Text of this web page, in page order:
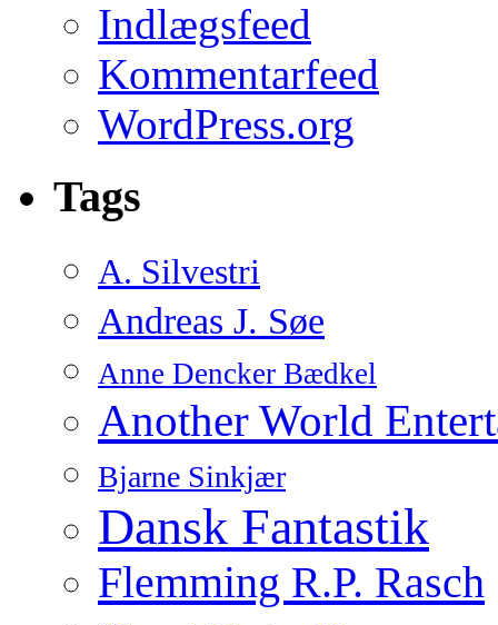
Indlægsfeed
Kommentarfeed
WordPress.org
Tags
A. Silvestri
Andreas J. Søe
Anne Dencker Bædkel
Another World
Bjarne Sinkjær
Dansk Fantastik
Flemming R.P. Rasch